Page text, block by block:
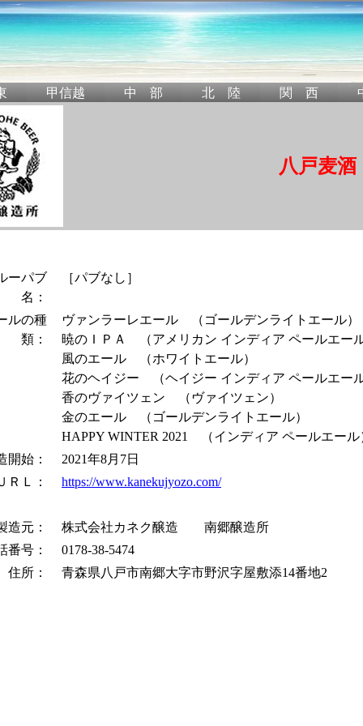
八戸麦酒
ーパブ
名：
［パブなし］
ルの種
類：
ヴァンラーレエール （ゴールデンライトエール）
暁のＩＰＡ （アメリカン インディア ペールエー
風のエール （ホワイトエール）
花のヘイジー （ヘイジー インディア ペールエー
香のヴァイツェン （ヴァイツェン）
金のエール （ゴールデンライトエール）
HAPPY WINTER 2021 （インディア ペールエール
開始：
2021年8月7日
ＲＬ：
https://www.kanekujyozo.com/
造元：
株式会社カネク醸造 南郷醸造所
番号：
0178-38-5474
住所：
青森県八戸市南郷大字市野沢字屋敷添14番地2